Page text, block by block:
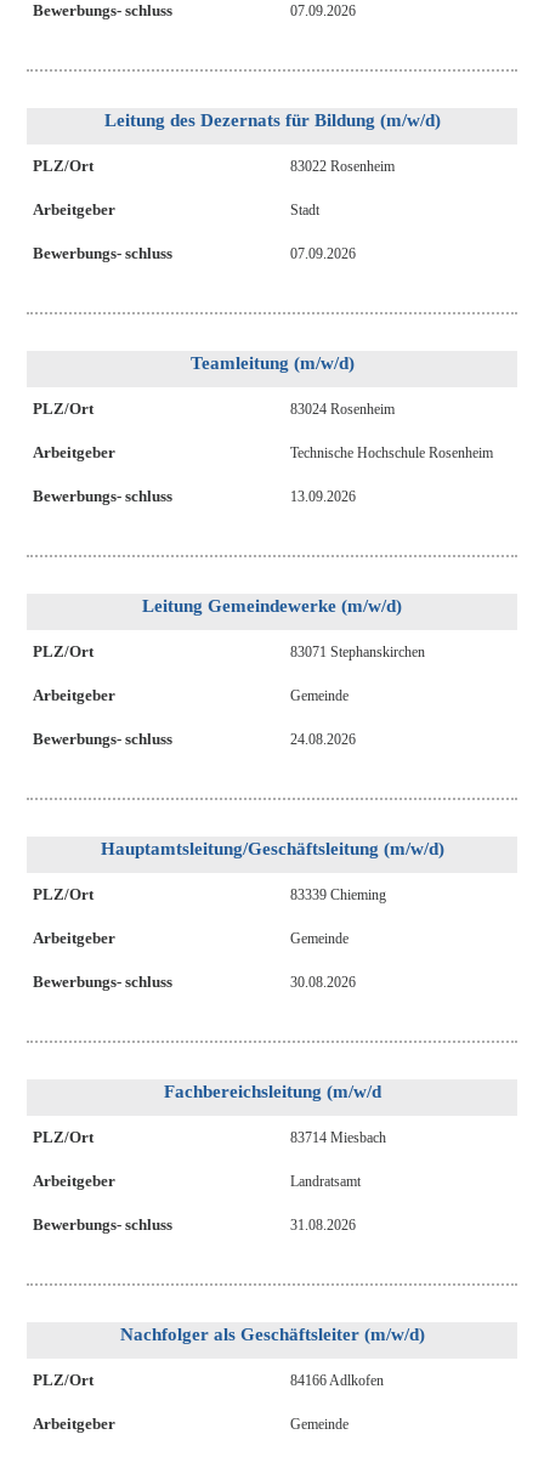
Bewerbungs- schluss 07.09.2026
Leitung des Dezernats für Bildung (m/w/d)
PLZ/Ort
Arbeitgeber
Bewerbungs- schluss
83022 Rosenheim
Stadt
07.09.2026
Teamleitung (m/w/d)
PLZ/Ort
Arbeitgeber
Bewerbungs- schluss
83024 Rosenheim
Technische Hochschule Rosenheim
13.09.2026
Leitung Gemeindewerke (m/w/d)
PLZ/Ort
Arbeitgeber
Bewerbungs- schluss
83071 Stephanskirchen
Gemeinde
24.08.2026
Hauptamtsleitung/Geschäftsleitung (m/w/d)
PLZ/Ort
Arbeitgeber
Bewerbungs- schluss
83339 Chieming
Gemeinde
30.08.2026
Fachbereichsleitung (m/w/d
PLZ/Ort
Arbeitgeber
Bewerbungs- schluss
83714 Miesbach
Landratsamt
31.08.2026
Nachfolger als Geschäftsleiter (m/w/d)
PLZ/Ort
Arbeitgeber
84166 Adlkofen
Gemeinde